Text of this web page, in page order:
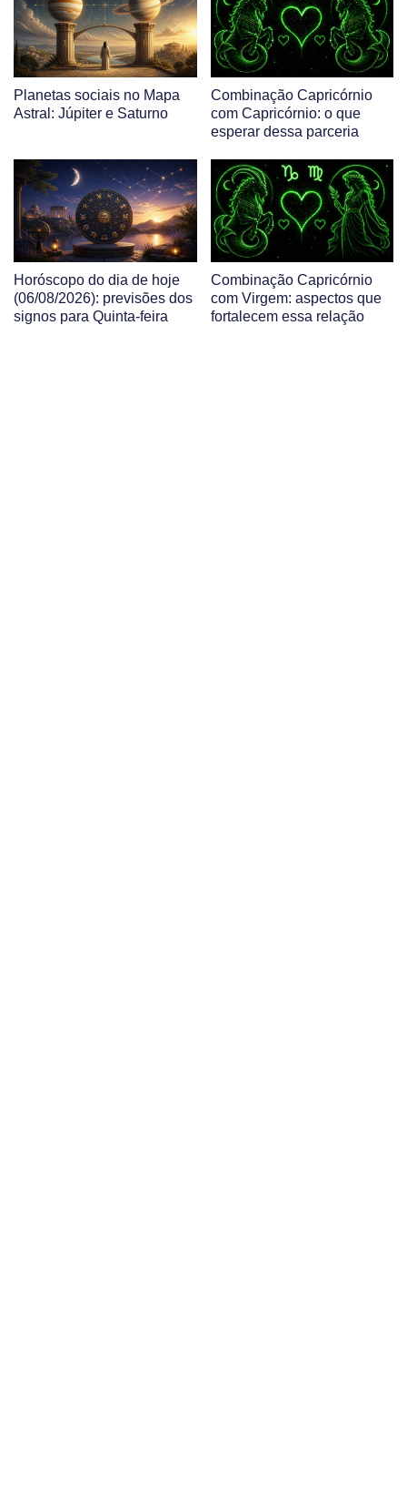
Planetas sociais no Mapa
Astral: Júpiter e Saturno
Combinação Capricórnio
com Capricórnio: o que
esperar dessa parceria
Horóscopo do dia de hoje
(06/08/2026): previsões dos
signos para Quinta-feira
Combinação Capricórnio
com Virgem: aspectos que
fortalecem essa relação